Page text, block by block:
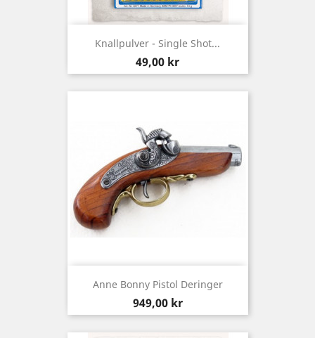
Knallpulver - Single Shot...
Pris
49,00 kr
Anne Bonny Pistol Deringer
Pris
949,00 kr